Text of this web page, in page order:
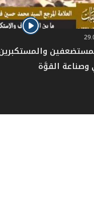
وصناعة القوَّة